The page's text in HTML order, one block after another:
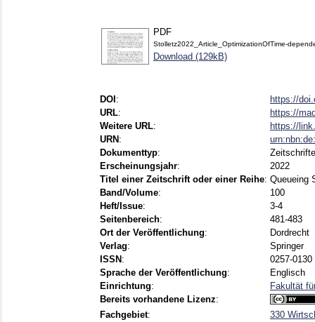
PDF
Stolletz2022_Article_OptimizationOfTime-
Download (129kB)
DOI :
https://
URL:
https://
Weitere URL:
https://
URN :
Dokumenttyp:
Erscheinungsjahr:
2022
Titel einer Zeitschrift oder einer Reihe: Queueing
Band/Volume:
100
Heft/Issue:
3-4
Seitenbereich:
481-483
Ort der Veröffentlichung:
Dordrecht
Verlag:
Springer
ISSN :
0257-
Sprache der Veröffentlichung:
Englisch
Einrichtung:
Fakultät
Bereits vorhandene Lizenz:
Fachgebiet:
330